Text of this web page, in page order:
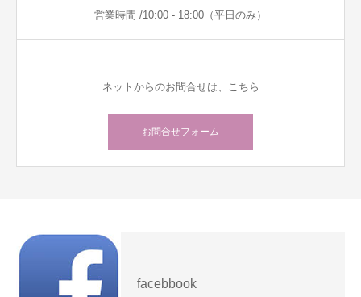
営業時間 /10:00 - 18:00（平日のみ）
ネットからのお問合せは、こちら
お問合せフォーム
facebbook